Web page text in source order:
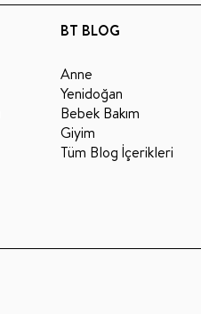
BT BLOG
Anne
Yenidoğan
Bebek Bakım
Giyim
Tüm Blog İçerikleri